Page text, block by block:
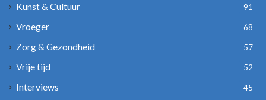
Kunst & Cultuur 91
Vroeger 68
Zorg & Gezondheid 57
Vrije tijd 52
Interviews 45